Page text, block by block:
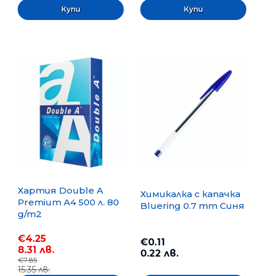
Хартия Double A
Premium A4 500 л. 80
g/m2
€4.25
8.31 лв.
€7.85
15.35 лв.
Химикалка с капачка
Bluering 0.7 mm Синя
€0.11
0.22 лв.